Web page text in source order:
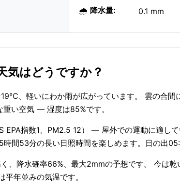
🌧️ 降水量: 0.1 mm
気はどうですか？
、軽いにわか雨が広がっています。 雲の合
い空気 — 湿度は85%です。
EPA指数1、PM2.5 12） — 屋外での運動に適し
時間53分の長い日照時間を楽しめます。日の出
、降水確率66%、最大2mmの予想です。 今は乾
年並みの気温です。